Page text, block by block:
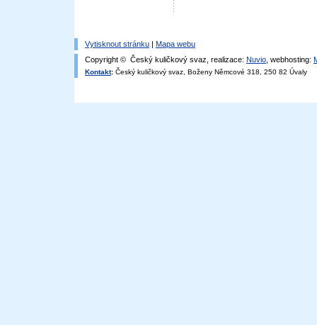
Vytisknout stránku | Mapa webu
Copyright © Český kuličkový svaz, realizace: Nuvio , webhosting:
Kontakt: Český kuličkový svaz, Boženy Němcové 318, 250 82 Úvaly